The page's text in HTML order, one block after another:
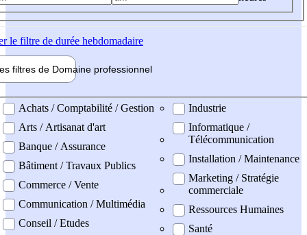
le filtre de durée hebdomadaire
filtres de Domaine professionnel
professionel
Achats / Comptabilité / Gestion
Arts / Artisanat d'art
Banque / Assurance
Bâtiment / Travaux Publics
Commerce / Vente
Communication / Multimédia
Conseil / Etudes
Industrie
Informatique /
Télécommunication
Installation / Maintenance
Marketing / Stratégie
commerciale
Ressources Humaines
Santé